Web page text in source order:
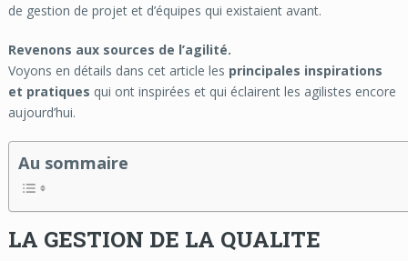
de gestion de projet et d’équipes qui existaient avant.
Revenons aux sources de l’agilité.
Voyons en détails dans cet article les principales inspirations
et pratiques qui ont inspirées et qui éclairent les agilistes encore
aujourd’hui.
Au sommaire
LA GESTION DE LA QUALITE